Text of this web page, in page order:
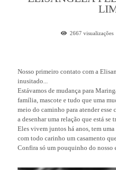
2667 visualizações
Nosso primeiro contato com a
inusitado...
Estávamos de mudança para
família, mascote e tudo que uma
meio do caminho para atender esse
a desenhar uma relação que está
Eles vivem juntos há anos, tem
com todo carinho um casamento
Confira só um pouquinho do